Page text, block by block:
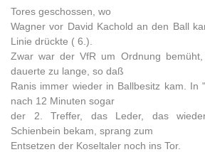
Tores geschossen, wo
Wagner vor David Kachold an den Ball
Linie drückte ( 6.).
Zwar war der VfR um Ordnung
dauerte zu lange, so daß
Ranis immer wieder in Ballbesitz kam. In
nach 12 Minuten sogar
der 2. Treffer, das Leder, das
Schienbein bekam, sprang zum
Entsetzen der Koseltaler noch ins Tor.